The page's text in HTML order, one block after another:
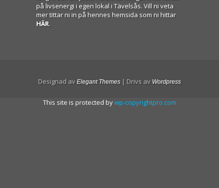
på livsenergi i egen lokal i Tävelsås. Vill ni veta
mer tittar ni in på hennes hemsida som ni hittar
HÄR.
Designad av Elegant Themes | Drivs av Wordpress
This site is protected bywp-copyrightpro.com